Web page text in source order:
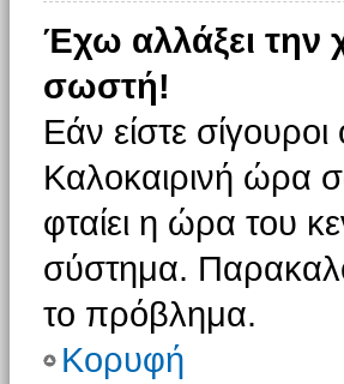
Έχω αλλάξει την
σωστή!
Εάν είστε
Καλοκαιρινή ώρα
φταίει η ώρα του
σύστημα.
το πρόβλημα.
Κορυφή